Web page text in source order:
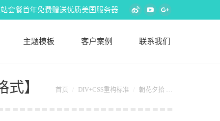
站套餐首年免费赠送优质美国服务器
WeiboYouTubeGoogle+
主题模板 客户案例 联系我们
】 您在这里：
首页 DIV+CSS重构标准 朝花夕拾 …